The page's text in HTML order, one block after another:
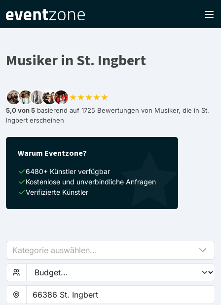
Musiker in St. Ingbert
★★★★★
5,0 von 5 basierend auf 1725 Bewertungen von Musiker, die in St.
Ingbert erscheinen
Warum Eventzone?
6480+ Künstler verfügbar
Kostenlose und unverbindliche Anfragen
Verifizierte Künstler
Kategorie auswählen...